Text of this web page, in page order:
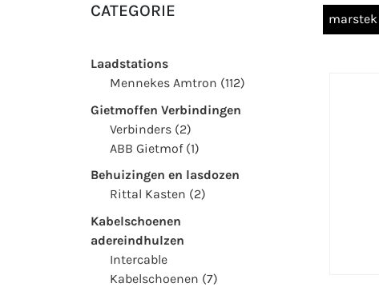
CATEGORIE marstek
Laadstations
Mennekes Amtron (112)
Gietmoffen Verbindingen
Verbinders (2)
ABB Gietmof (1)
Behuizingen en lasdozen
Rittal Kasten (2)
Kabelschoenen
adereindhulzen
Intercable
Kabelschoenen (7)